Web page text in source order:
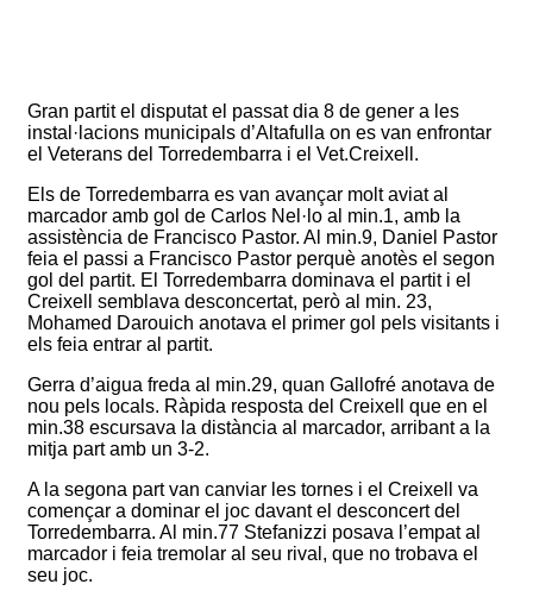
Gran partit el disputat el passat dia 8 de gener a les
instal·lacions municipals d’Altafulla on es van enfrontar
el Veterans del Torredembarra i el Vet.Creixell.
Els de Torredembarra es van avançar molt aviat al
marcador amb gol de Carlos Nel·lo al min.1, amb la
assistència de Francisco Pastor. Al min.9, Daniel Pastor
feia el passi a Francisco Pastor perquè anotès el segon
gol del partit. El Torredembarra dominava el partit i el
Creixell semblava desconcertat, però al min. 23,
Mohamed Darouich anotava el primer gol pels visitants i
els feia entrar al partit.
Gerra d’aigua freda al min.29, quan Gallofré anotava de
nou pels locals. Ràpida resposta del Creixell que en el
min.38 escursava la distància al marcador, arribant a la
mitja part amb un 3-2.
A la segona part van canviar les tornes i el Creixell va
començar a dominar el joc davant el desconcert del
Torredembarra. Al min.77 Stefanizzi posava l’empat al
marcador i feia tremolar al seu rival, que no trobava el
seu joc.